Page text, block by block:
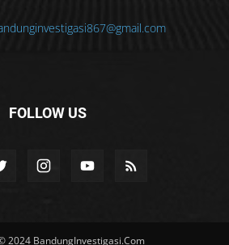
FOLLOW US
2024 BandungInvestigasi.Com